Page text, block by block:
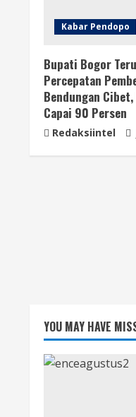
Kabar Pendopo
Bupati Bogor
Percepatan
Bendungan
Capai 90 Persen
Redaksiintel
YOU MAY HAVE